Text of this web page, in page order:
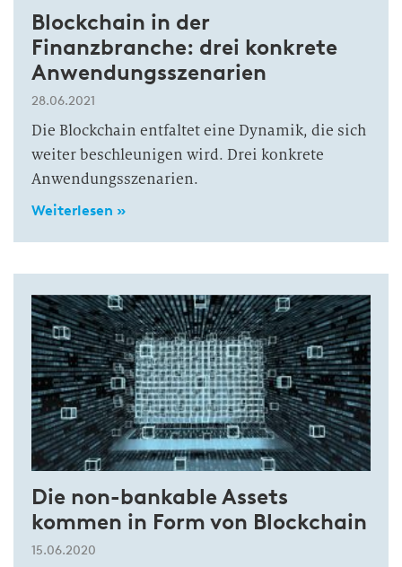
Blockchain in der
Finanzbranche: drei konkrete
Anwendungsszenarien
28.06.2021
Die Blockchain entfaltet eine Dynamik, die sich
weiter beschleunigen wird. Drei konkrete
Anwendungsszenarien.
Weiterlesen »
Die non-bankable Assets
kommen in Form von Blockchain
15.06.2020